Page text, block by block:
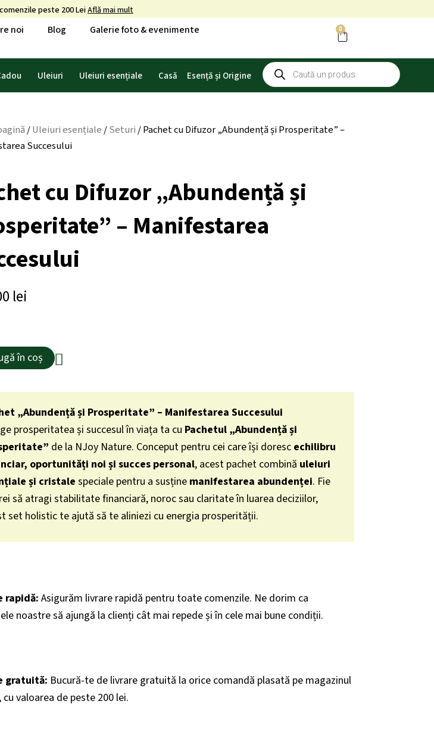
peste 200 LeiAflă mai mult
noi Blog
Galerie foto & evenimente
0
Uleiuri Uleiuri esențiale Casă Esență și Origine
Products
search
/Uleiuri esențiale/Seturi/ Pachet cu Difuzor „Abundență și Prosperitate” –
Succesului
cu Difuzor „Abundență și
– Manifestarea
lei
în coș
„Abundență și Prosperitate” – Manifestarea Succesului
prosperitatea și succesul în viața ta cu Pachetul „Abundență și
de la NJoy Nature. Conceput pentru cei care își doresc echilibru
oportunități noi și succes personal, acest pachet combină uleiuri
și cristalespeciale pentru a susține manifestarea abundenței. Fie
să atragi stabilitate financiară, noroc sau claritate în luarea deciziilor,
set holistic te ajută să te aliniezi cu energia prosperității.
rapidă: Asigurăm livrare rapidă pentru toate comenzile. Ne dorim ca
noastre să ajungă la clienți cât mai repede și în cele mai bune condiții.
gratuită: Bucură-te de livrare gratuită la orice comandă plasată pe magazinul
valoarea de peste 200 lei.